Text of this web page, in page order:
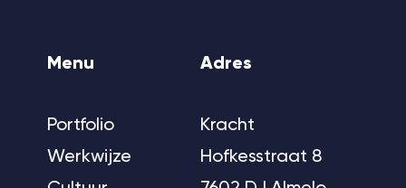
Menu
Portfolio
Werkwijze
Adres
Kracht
Hofkesstraat 8